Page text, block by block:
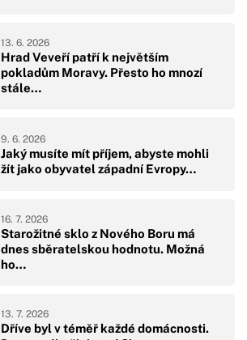
Hrad Veveří patří k největším
pokladům Moravy. Přesto ho mnozí
stále…
13. 6. 2026
Jaký musíte mít příjem, abyste mohli
žít jako obyvatel západní Evropy…
9. 6. 2026
Starožitné sklo z Nového Boru má
dnes sběratelskou hodnotu. Možná
ho…
16. 7. 2026
Dříve byl v téměř každé domácnosti.
13. 7. 2026